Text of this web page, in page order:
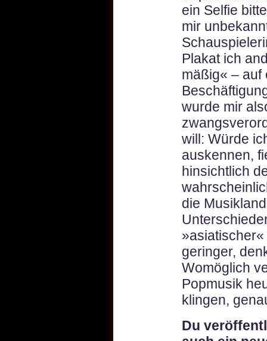
ein Selfie
mir
Plakat ich
mäßig« – auf
wurde mir
will: Würde
auskennen,
hinsichtlich
die
geringer,
Womöglich
Popmusik
klingen,
Du